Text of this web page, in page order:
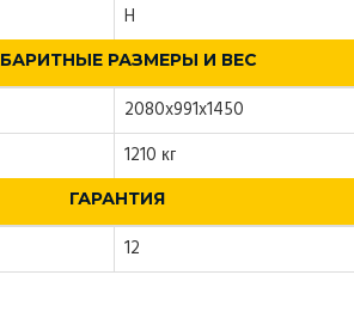
H
РАЗМЕРЫ И ВЕС
2080x991x1450
1210 кг
ГАРАНТИЯ
12